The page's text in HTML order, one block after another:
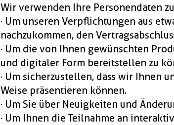
Wir verwenden Ihre Personendaten
· Um unseren Verpflichtungen aus
nachzukommen, den
· Um die von Ihnen gewünschten
und digitaler Form bereitstellen zu
· Um sicherzustellen, dass wir Ihnen
Weise präsentieren können.
· Um Sie über Neuigkeiten und
· Um Ihnen die Teilnahme an